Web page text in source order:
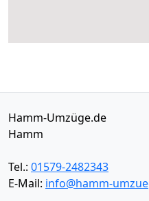
Hamm-Umzüge.de
Hamm
Tel.: 01579-2482343
E-Mail: info@hamm-